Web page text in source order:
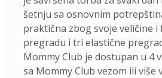
šetnju sa osnovnim
praktična zbog svoje veličine
pregradu i tri elastične
Mommy Club je dostupan u 4
sa Mommy Club vezom ili